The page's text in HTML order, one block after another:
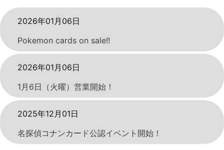
2026年01月06日
Pokemon cards on sale!!
2026年01月06日
1月6日（火曜）営業開始！
2025年12月01日
名探偵コナンカード公認イベント開始！